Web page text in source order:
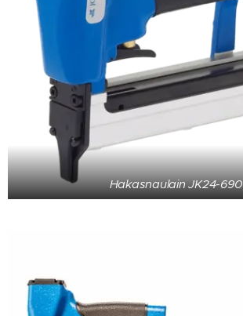
Hakasnaulain JK24-690